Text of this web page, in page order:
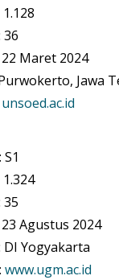
Maret 2024
Jawa
unsoed.ac.id
Agustus 2024
www.ugm.ac.id